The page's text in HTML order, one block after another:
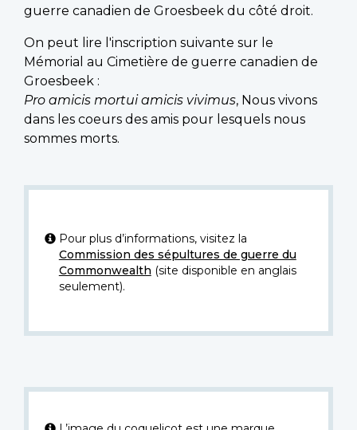
guerre canadien de Groesbeek du côté droit.
On peut lire l'inscription suivante sur le
Mémorial au Cimetière de guerre canadien de
Groesbeek :
Pro amicis mortui amicis vivimus, Nous vivons
dans les coeurs des amis pour lesquels nous
sommes morts.
Pour plus d’informations, visitez la
Commission des sépultures de guerre du
Commonwealth (site disponible en anglais
seulement).